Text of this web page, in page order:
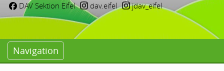
DAV Sektion Eifel
dav.eifel jdav_eifel
Navigation